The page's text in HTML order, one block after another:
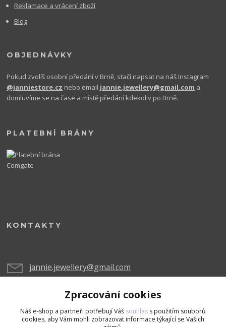
Reklamace a vrácení zboží
Blog
OBJEDNÁVKY
Pokud zvolíš osobní předání v Brně, stačí napsat na náš Instagram
@janniestore.cz nebo email jannie.jewellery@gmail.com a
domluvíme se na čase a místě předání kdekoliv po Brně.
PLATEBNÍ BRÁNY
KONTAKTY
jannie.jewellery@gmail.com
Zpracování cookies
Náš e-shop a partneři potřebují Váš souhlas s použitím souborů
cookies, aby Vám mohli zobrazovat informace týkající se Vašich